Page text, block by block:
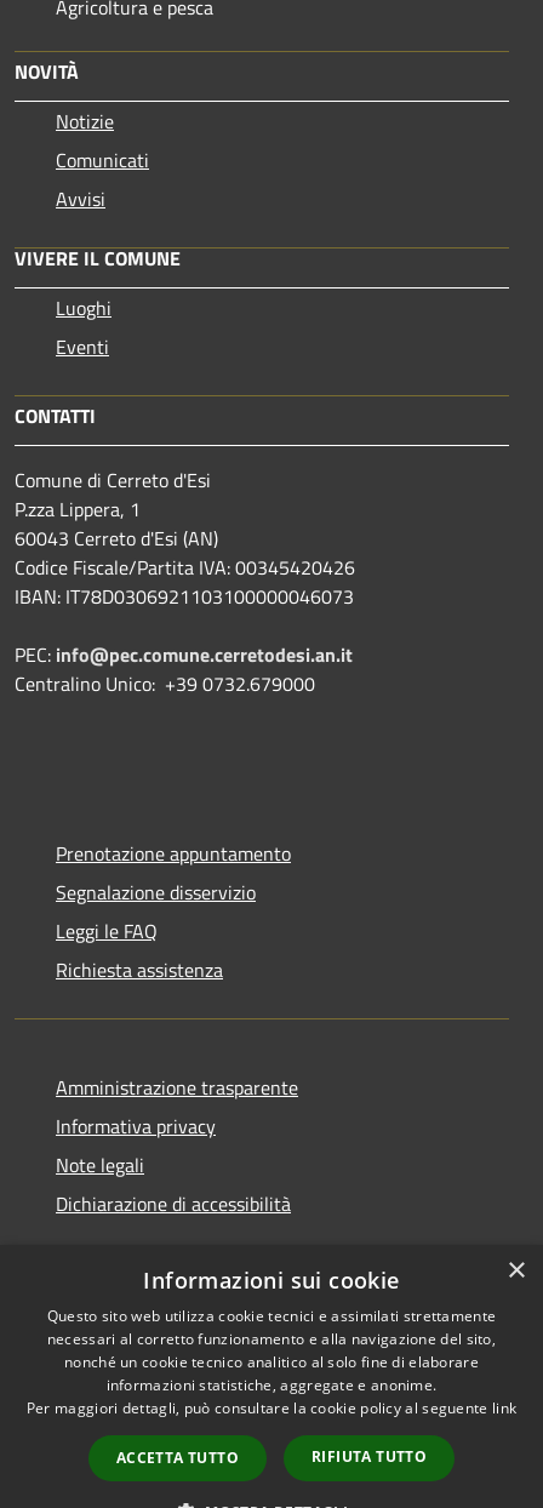
Agricoltura e pesca
NOVITÀ
Notizie
Comunicati
Avvisi
VIVERE IL COMUNE
Luoghi
Eventi
CONTATTI
Comune di Cerreto d'Esi
P.zza Lippera, 1
60043 Cerreto d'Esi (AN)
Codice Fiscale/Partita IVA: 00345420426
IBAN: IT78D0306921103100000046073
PEC: info@pec.comune.cerretodesi.an.it
Centralino Unico: +39 0732.679000
Prenotazione appuntamento
Segnalazione disservizio
Leggi le FAQ
Richiesta assistenza
Amministrazione trasparente
Informativa privacy
Note legali
Dichiarazione di accessibilità
RSS
Accessibilità
Cookie
Mappa del sito
Intranet
Copyright © 2026 • Comune di
Cerreto d'Esi • Powered by
Municipium•Accesso
redazione
×
Informazioni sui cookie
Questo sito web utilizza cookie tecnici e assimilati strettamente
necessari al corretto funzionamento e alla navigazione del sito,
nonché un cookie tecnico analitico al solo fine di elaborare
informazioni statistiche, aggregate e anonime.
Per maggiori dettagli, può consultare la cookie policy al seguente link
ACCETTA TUTTO RIFIUTA TUTTO